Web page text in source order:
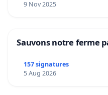
9 Nov 2025
Sauvons notre ferme
157 signatures
5 Aug 2026